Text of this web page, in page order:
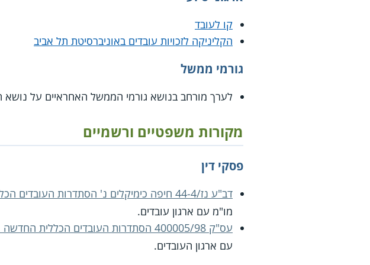
קו לעובד
הקליניקה לזכויות עובדים באוניברסיטת תל אביב
גורמי ממשל
לערך מורחב בנושא גורמי הממשל האחראיים על נושא
מקורות משפטיים ורשמיים
פסקי דין
דב"ע נז/44-4 חיפה כימיקלים נ' הסתדרות העובדים הכללית החדשה, פד"ע ל 216
מו"מ עם ארגון עובדים.
עס"ק 400005/98 הסתדרות העובדים הכללית החדשה ואח' נ' מדינת ישראל
עם ארגון העובדים.